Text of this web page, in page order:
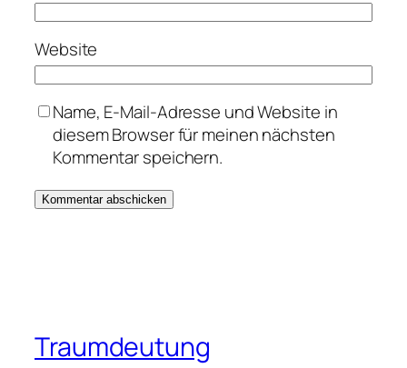
Website
Name, E-Mail-Adresse und Website in
diesem Browser für meinen nächsten
Kommentar speichern.
Traumdeutung